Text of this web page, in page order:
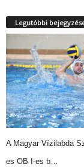
Legutóbbi
A Magyar Vízilabda
es OB I-es b…